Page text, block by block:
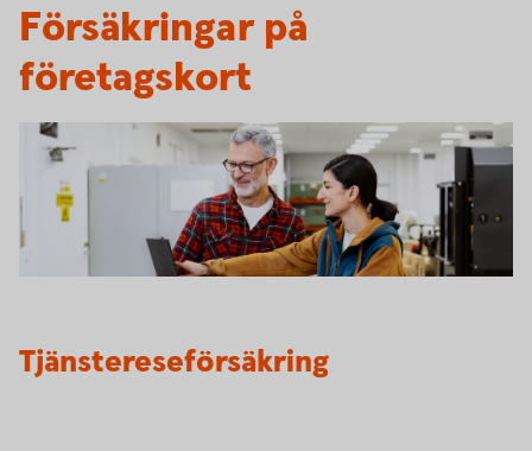
Försäkringar på
företagskort
Tjänstereseförsäkring